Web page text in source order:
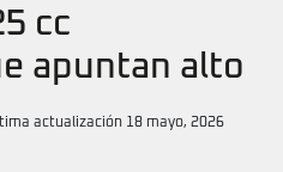
cc
apuntan alto
actualización 18 mayo, 2026